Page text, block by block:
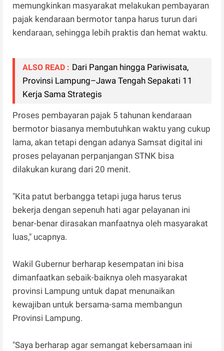
memungkinkan masyarakat melakukan pembayaran
pajak kendaraan bermotor tanpa harus turun dari
kendaraan, sehingga lebih praktis dan hemat waktu.
ALSO READ : Dari Pangan hingga Pariwisata,
Provinsi Lampung–Jawa Tengah Sepakati 11
Kerja Sama Strategis
Proses pembayaran pajak 5 tahunan kendaraan
bermotor biasanya membutuhkan waktu yang cukup
lama, akan tetapi dengan adanya Samsat digital ini
proses pelayanan perpanjangan STNK bisa
dilakukan kurang dari 20 menit.
"Kita patut berbangga tetapi juga harus terus
bekerja dengan sepenuh hati agar pelayanan ini
benar-benar dirasakan manfaatnya oleh masyarakat
luas," ucapnya.
Wakil Gubernur berharap kesempatan ini bisa
dimanfaatkan sebaik-baiknya oleh masyarakat
provinsi Lampung untuk dapat menunaikan
kewajiban untuk bersama-sama membangun
Provinsi Lampung.
"Saya berharap agar semangat kebersamaan ini